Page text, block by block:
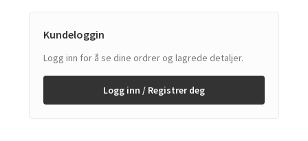
Kundeloggin
Logg inn for å se dine ordrer og lagrede detaljer.
Logg inn / Registrer deg